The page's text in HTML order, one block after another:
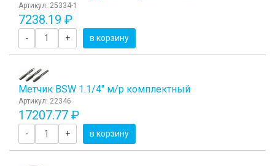
Артикул: 25334-1
7238.19 ₽
- + в корзину
Метчик BSW 1.1/4" м/р комплектный
Артикул: 22346
17207.77 ₽
- + в корзину